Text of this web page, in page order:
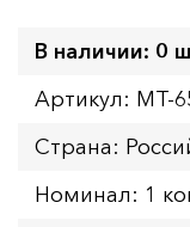
В наличии: 0
Артикул: MT-
Страна:
Номинал: 1